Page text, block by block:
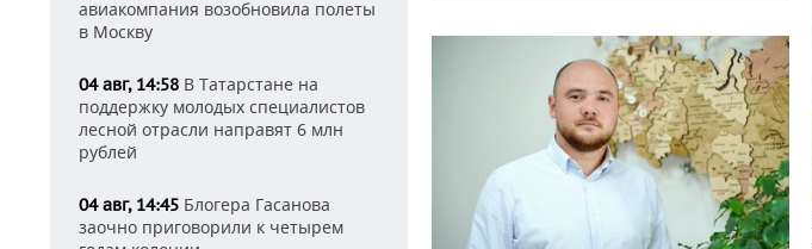
авиакомпания возобновила полеты
в Москву
04 авг, 14:58 В Татарстане на
поддержку молодых специалистов
лесной отрасли направят 6 млн
рублей
04 авг, 14:45 Блогера Гасанова
заочно приговорили к четырем